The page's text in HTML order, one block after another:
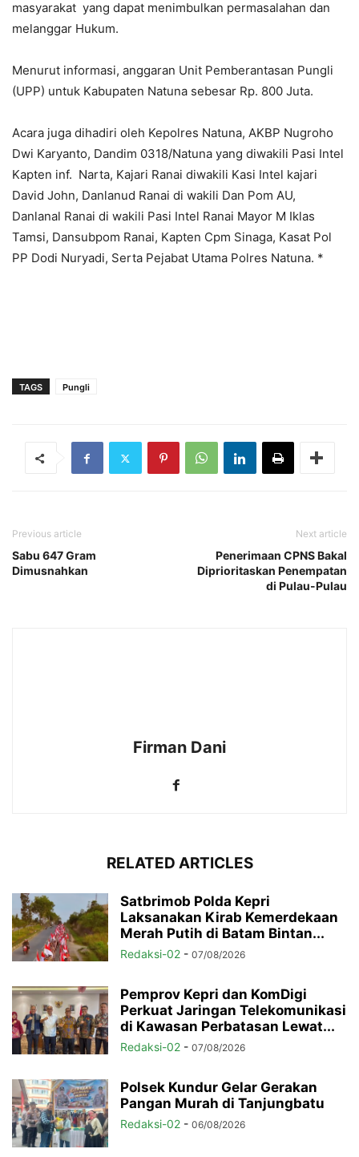
masyarakat yang dapat menimbulkan permasalahan dan
melanggar Hukum.
Menurut informasi, anggaran Unit Pemberantasan Pungli
(UPP) untuk Kabupaten Natuna sebesar Rp. 800 Juta.
Acara juga dihadiri oleh Kepolres Natuna, AKBP Nugroho
Dwi Karyanto, Dandim 0318/Natuna yang diwakili Pasi Intel
Kapten inf. Narta, Kajari Ranai diwakili Kasi Intel kajari
David John, Danlanud Ranai di wakili Dan Pom AU,
Danlanal Ranai di wakili Pasi Intel Ranai Mayor M Iklas
Tamsi, Dansubpom Ranai, Kapten Cpm Sinaga, Kasat Pol
PP Dodi Nuryadi, Serta Pejabat Utama Polres Natuna. *
TAGS Pungli
Previous article
Sabu 647 Gram
Dimusnahkan
Next article
Penerimaan CPNS Bakal
Diprioritaskan Penempatan
di Pulau-Pulau
Firman Dani
RELATED ARTICLES
Satbrimob Polda Kepri
Laksanakan Kirab Kemerdekaan
Merah Putih di Batam Bintan...
Redaksi-02 - 07/08/2026
Pemprov Kepri dan KomDigi
Perkuat Jaringan Telekomunikasi
di Kawasan Perbatasan Lewat...
Redaksi-02 - 07/08/2026
Polsek Kundur Gelar Gerakan
Pangan Murah di Tanjungbatu
Redaksi-02 - 06/08/2026